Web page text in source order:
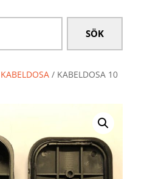
KABELDOSA/ KABELDOSA 10